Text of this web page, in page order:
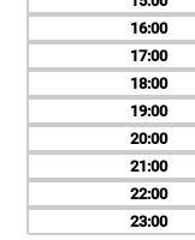
16
17
18
19
20
21
22
23